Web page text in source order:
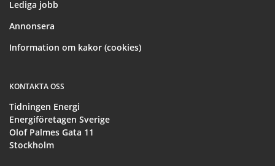
Lediga jobb
Annonsera
Information om kakor (cookies)
KONTAKTA OSS
Tidningen Energi
Energiföretagen Sverige
Olof Palmes Gata 11
Stockholm